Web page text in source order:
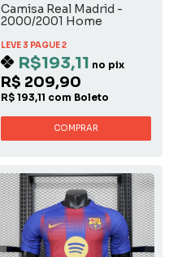
Camisa Real Madrid -
2000/2001 Home
LEVE 3 PAGUE 2
R$193,11 no pix
R$ 209,90
R$ 193,11 com Boleto
COMPRAR